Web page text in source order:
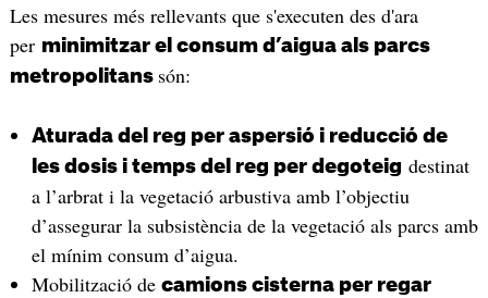
Les mesures més rellevants que s'executen des d'ara
per minimitzar el consum d’aigua als parcs
metropolitans són:
Aturada del reg per aspersió i reducció de
les dosis i temps del reg per degoteig destinat
a l’arbrat i la vegetació arbustiva amb l’objectiu
d’assegurar la subsistència de la vegetació als parcs amb
el mínim consum d’aigua.
Mobilització de camions cisterna per regar